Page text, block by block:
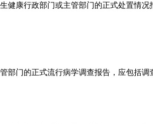
健康行政部门或主管部门的正式处置情况
部门的正式流行病学调查报告，应包括调